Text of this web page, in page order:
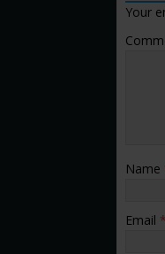
Your
Name
Email *